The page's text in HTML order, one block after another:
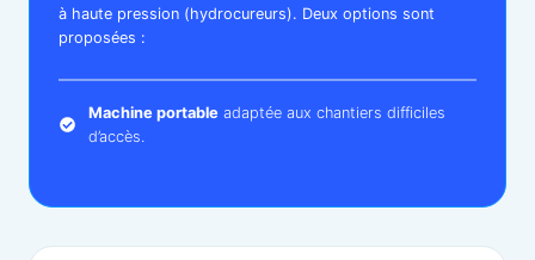
à haute pression (hydrocureurs). Deux options sont
proposées :
Machine portable adaptée aux chantiers difficiles
d’accès.